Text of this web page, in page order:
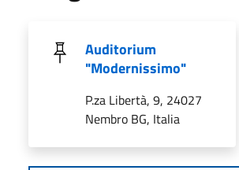
Auditorium
"Modernissimo"
P.za Libertà, 9, 24027
Nembro BG, Italia